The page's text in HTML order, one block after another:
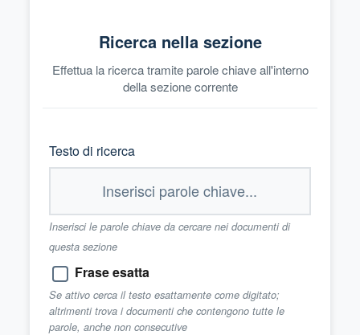
Ricerca nella sezione
Effettua la ricerca tramite parole chiave all'interno
della sezione corrente
Testo di ricerca
Inserisci le parole chiave da cercare nei documenti di
questa sezione
Frase esatta
Se attivo cerca il testo esattamente come digitato;
altrimenti trova i documenti che contengono tutte le
parole, anche non consecutive